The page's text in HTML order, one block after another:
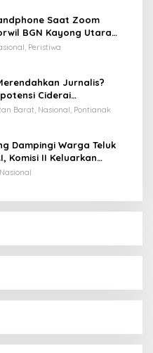
Saat Zoom
BGN Kayong Utara
ke Papua
Peristiwa
Jurnalis?
Ciderai
Barat, Nasional, Pontianak
Dampingi Warga Teluk
Komisi II Keluarkan
Soal Konflik Lahan PT